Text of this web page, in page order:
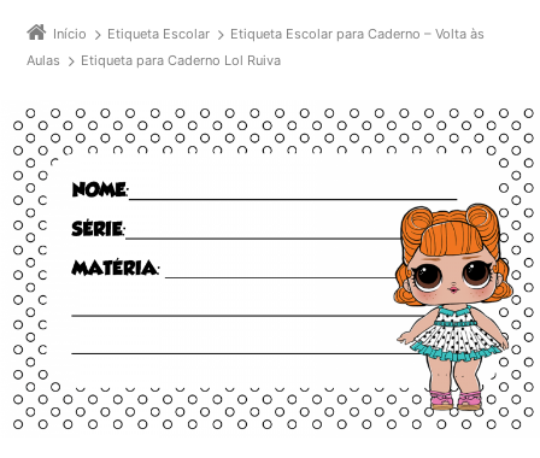
Início Etiqueta Escolar
Etiqueta Escolar para Caderno – Volta às
Aulas
Etiqueta para Caderno Lol Ruiva